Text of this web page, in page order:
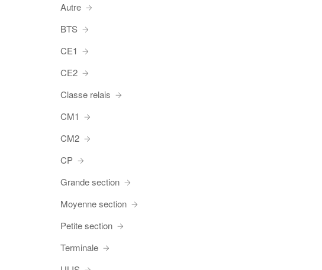
Autre
BTS
CE1
CE2
Classe relais
CM1
CM2
CP
Grande section
Moyenne section
Petite section
Terminale